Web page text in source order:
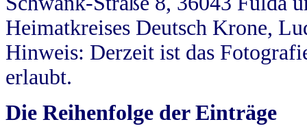
Heimatkreises Deutsch Krone,
Hinweis: Derzeit ist das
erlaubt.
Die Reihenfolge der Einträge